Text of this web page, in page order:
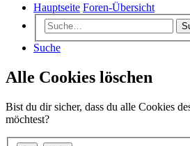
Hauptseite Foren-Übersicht
Suche
Alle Cookies löschen
Bist du dir sicher, dass du alle Cookies
möchtest?